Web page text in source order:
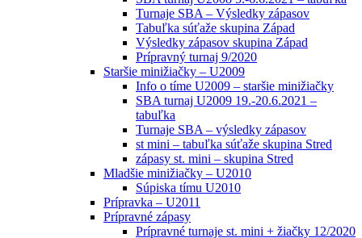
Turnaje SBA – Výsledky zápasov
Tabuľka súťaže skupina Západ
Výsledky zápasov skupina Západ
Prípravný turnaj 9/2020
Staršie minižiačky – U2009
Info o tíme U2009 – staršie minižiačky
SBA turnaj U2009 19.-20.6.2021 –
tabuľka
Turnaje SBA – výsledky zápasov
st mini – tabuľka súťaže skupina Stred
zápasy st. mini – skupina Stred
Mladšie minižiačky – U2010
Súpiska tímu U2010
Prípravka – U2011
Prípravné zápasy
Prípravné turnaje st. mini + žiačky 12/2020